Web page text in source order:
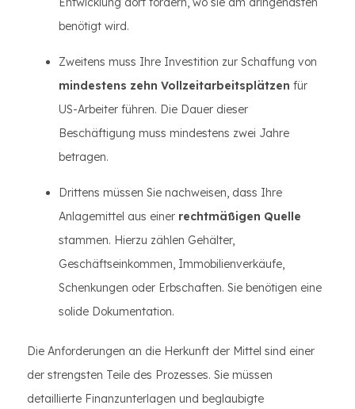
benötigt wird.
Zweitens muss Ihre Investition zur Schaffung von
mindestens zehn Vollzeitarbeitsplätzen für
US-Arbeiter führen. Die Dauer dieser
Beschäftigung muss mindestens zwei Jahre
betragen.
Drittens müssen Sie nachweisen, dass Ihre
Anlagemittel aus einer rechtmäßigen Quelle
stammen. Hierzu zählen Gehälter,
Geschäftseinkommen, Immobilienverkäufe,
Schenkungen oder Erbschaften. Sie benötigen eine
solide Dokumentation.
Die Anforderungen an die Herkunft der Mittel sind einer
der strengsten Teile des Prozesses. Sie müssen
detaillierte Finanzunterlagen und beglaubigte